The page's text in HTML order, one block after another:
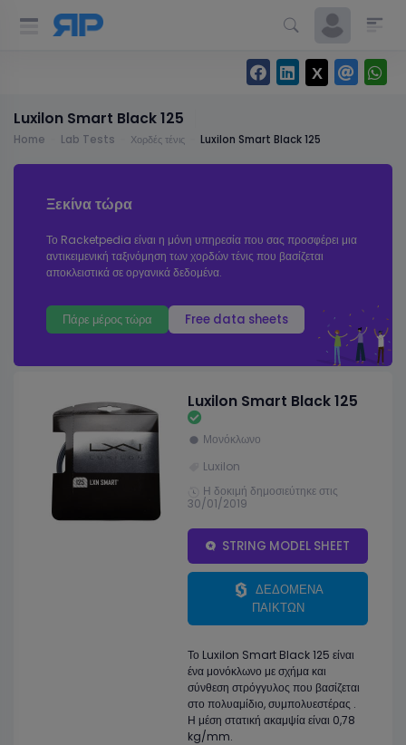
Luxilon Smart Black 125
Home Lab Tests Χορδές τένις Luxilon Smart Black 125
Ξεκίνα τώρα
Το Racketpedia είναι η μόνη υπηρεσία που σας προσφέρει μια
αντικειμενική ταξινόμηση των χορδών τένις που βασίζεται
αποκλειστικά σε οργανικά δεδομένα.
Πάρε μέρος τώρα Free data sheets
Luxilon Smart Black 125
Μονόκλωνο
Luxilon
Η δοκιμή δημοσιεύτηκε στις
30/01/2019
STRING MODEL SHEET
ΔΕΔΟΜΕΝΑ
ΠΑΙΚΤΩΝ
Το Luxilon Smart Black 125 είναι
ένα μονόκλωνο με σχήμα και
σύνθεση στρόγγυλος που βασίζεται
στο πολυαμίδιο, συμπολυεστέρας .
Η μέση στατική ακαμψία είναι 0,78
kg/mm.